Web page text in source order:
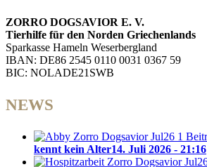
ZORRO DOGSAVIOR E. V.
Tierhilfe für den Norden Griechenlands
Sparkasse Hameln Weserbergland
IBAN: DE86 2545 0110 0031 0367 59
BIC: NOLADE21SWB
NEWS
kennt kein Alter14. Juli 2026 - 21:16